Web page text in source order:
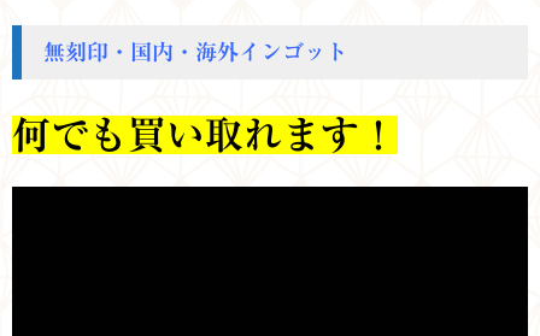
無刻印・国内・海外インゴット
何でも買い取れます！